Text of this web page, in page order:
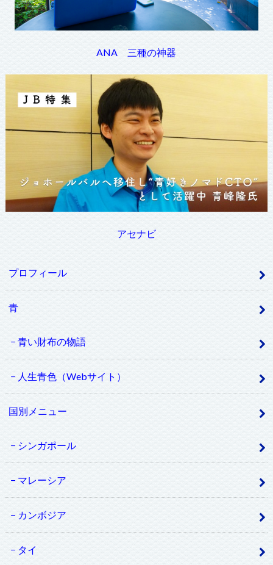
ANA 三種の神器
アセナビ
プロフィール
青
青い財布の物語
人生青色（Webサイト）
国別メニュー
シンガポール
マレーシア
カンボジア
タイ